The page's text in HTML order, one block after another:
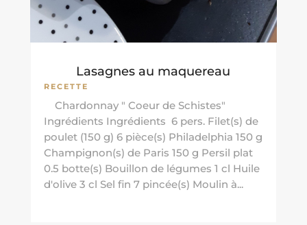
Lasagnes au maquereau
RECETTE
Chardonnay " Coeur de Schistes"
Ingrédients Ingrédients 6 pers. Filet(s) de
poulet (150 g) 6 pièce(s) Philadelphia 150 g
Champignon(s) de Paris 150 g Persil plat
0.5 botte(s) Bouillon de légumes 1 cl Huile
d'olive 3 cl Sel fin 7 pincée(s) Moulin à...